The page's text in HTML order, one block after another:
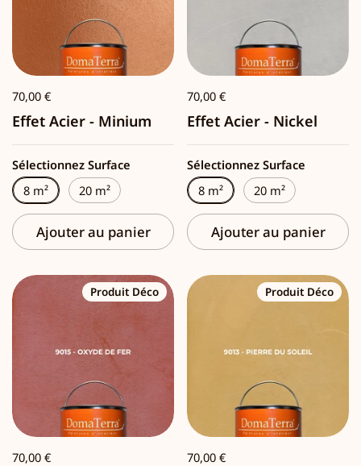
70,00 €
Effet Acier - Minium
Sélectionnez Surface
8 m²
20 m²
Ajouter au panier
70,00 €
Effet Acier - Nickel
Sélectionnez Surface
8 m²
20 m²
Ajouter au panier
70,00 €
Produit Déco
70,00 €
Produit Déco